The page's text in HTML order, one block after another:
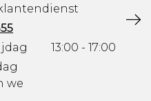
we
13:00 - 17:00